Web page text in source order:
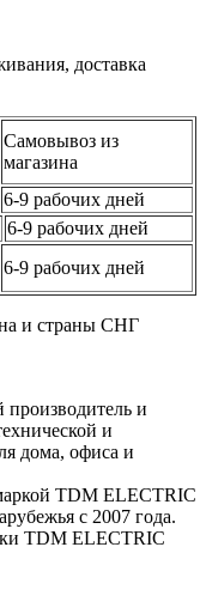
доставка
Самовывоз из
магазина
6-9 рабочих дней
6-9 рабочих дней
6-9 рабочих дней
и страны СНГ
и
и
дома, офиса и
TDM ELECTRIC
с 2007 года.
TDM ЕLECTRIC